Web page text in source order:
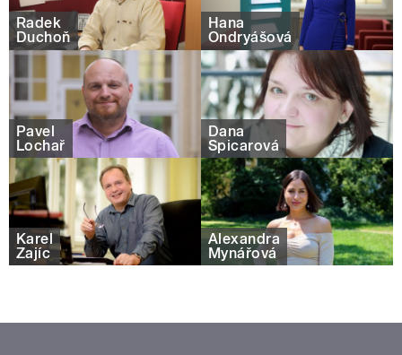
Radek
Duchoň
Hana
Ondryášová
Pavel
Lochař
Dana
Špicarová
Karel
Zajíc
Alexandra
Mynářová